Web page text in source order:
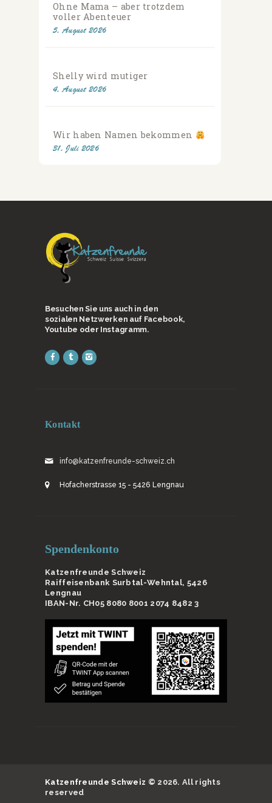
Ohne Mama – aber trotzdem
voller Abenteuer
5. August 2026
Shelly wird mutiger
4. August 2026
Wir haben Namen bekommen
31. Juli 2026
Besuchen Sie uns auch in den
sozialen Netzwerken auf Facebook,
Youtube oder Instagramm.
Kontakt
info@katzenfreunde-schweiz.ch
Hofacherstrasse 15 - 5426 Lengnau
Spendenkonto
Katzenfreunde Schweiz
Raiffeisenbank Surbtal-Wehntal, 5426
Lengnau
IBAN-Nr. CH05 8080 8001 2074 8482 3
Katzenfreunde Schweiz © 2026. All rights
reserved